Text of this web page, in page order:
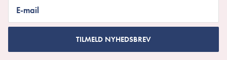
E-mail
TILMELD NYHEDSBREV